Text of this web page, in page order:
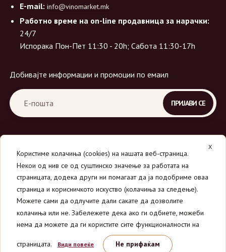
E-mail: info@vinomarket.mk
Работно време на on-line продавница за нарачки:
24/7
Испорака Пон-Пет 11:30 - 20h; Сабота 11:30-17h
Добивајте информации и промоции по емаил
© 2026Вино Маркет - МОНДАВИ ДООЕЛ.
Сите права се задржани.
X
Користиме колачиња (cookies) на нашата веб-страница.
Некои од нив се од суштинско значење за работата на
страницата, додека други ни помагаат да ја подобриме оваа
страница и корисничкото искуство (колачиња за следење).
Можете сами да одлучите дали сакате да дозволите
колачиња или не. Забележете дека ако ги одбиете, можеби
нема да можете да ги користите сите функционалности на
страницата. Види повеќе Не прифаќам